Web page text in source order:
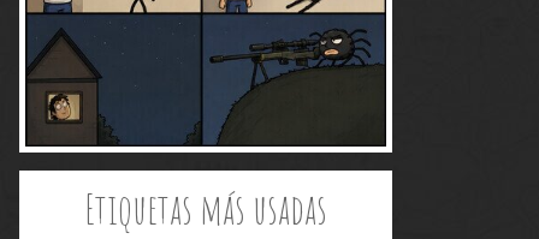
Etiquetas más usadas